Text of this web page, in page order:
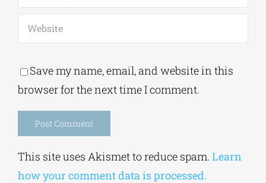
Save my name, email, and website in this
browser for the next time I comment.
Alternative:
how your comment data is processed.